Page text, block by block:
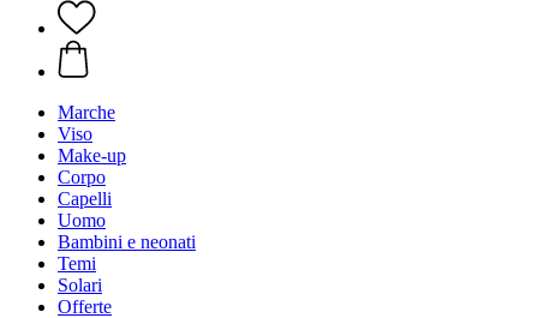
Marche
Viso
Make-up
Corpo
Capelli
Uomo
Bambini e neonati
Temi
Solari
Offerte